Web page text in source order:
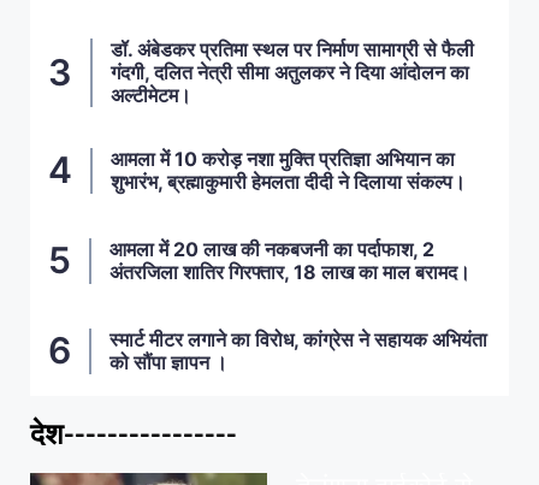
डॉ. अंबेडकर प्रतिमा स्थल पर निर्माण सामाग्री से फैली
गंदगी, दलित नेत्री सीमा अतुलकर ने दिया आंदोलन का
अल्टीमेटम।
आमला में 10 करोड़ नशा मुक्ति प्रतिज्ञा अभियान का
शुभारंभ, ब्रह्माकुमारी हेमलता दीदी ने दिलाया संकल्प।
आमला में 20 लाख की नकबजनी का पर्दाफाश, 2
अंतरजिला शातिर गिरफ्तार, 18 लाख का माल बरामद।
स्मार्ट मीटर लगाने का विरोध, कांग्रेस ने सहायक अभियंता
को सौंपा ज्ञापन ।
देश----------------